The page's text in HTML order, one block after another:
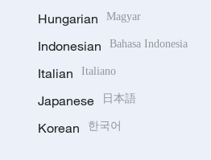
Hungarian Magyar
Indonesian Bahasa Indonesia
Italian Italiano
Japanese 日本語
Korean 한국어